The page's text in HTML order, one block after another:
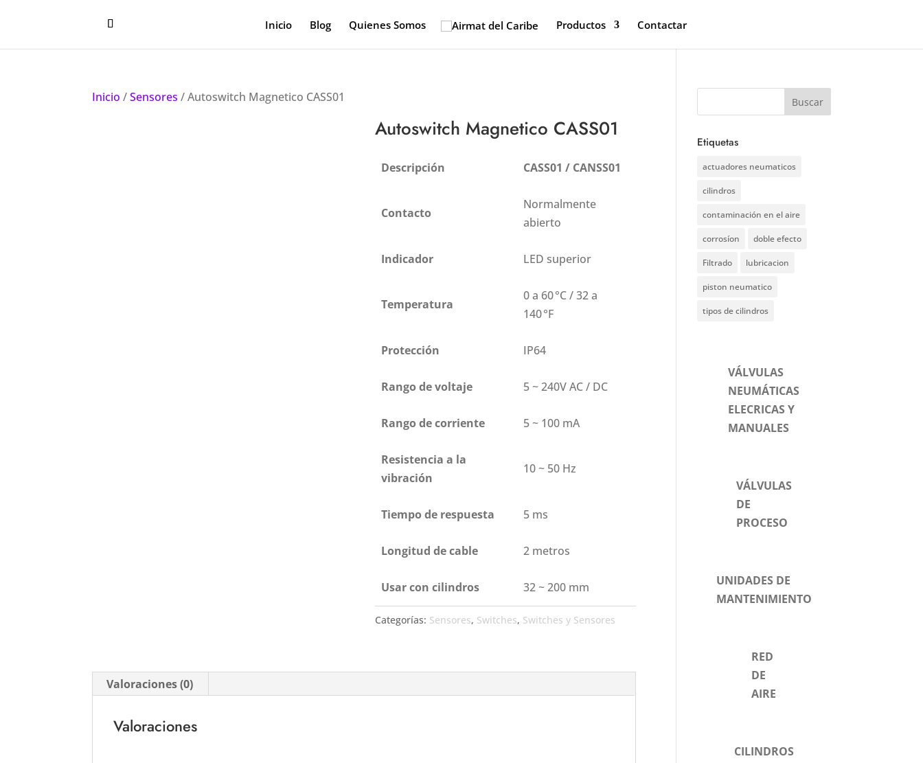
Inicio Blog Quienes Somos Productos Contactar
Inicio /Sensores / Autoswitch Magnetico CASS01
Autoswitch Magnetico CASS01
Descripción CASS01 / CANSS01
Contacto
Normalmente
abierto
Indicador LED superior
Temperatura
0 a 60 °C / 32 a
140 °F
Protección IP64
Rango de voltaje 5 ~ 240V AC / DC
Rango de corriente 5 ~ 100 mA
Resistencia a la
vibración
10 ~ 50 Hz
Tiempo de respuesta 5 ms
Longitud de cable 2 metros
Usar con cilindros 32 ~ 200 mm
Categorías: Sensores, Switches, Switches y Sensores
Valoraciones (0)
Valoraciones
Etiquetas
actuadores neumaticos
cilindros
contaminación en el aire
corrosíon doble efecto
Filtrado lubricacion
piston neumatico
tipos de cilindros
VÁLVULAS
NEUMÁTICAS
ELECRICAS Y
MANUALES
VÁLVULAS
DE
PROCESO
UNIDADES DE
MANTENIMIENTO
RED
DE
AIRE
CILINDROS